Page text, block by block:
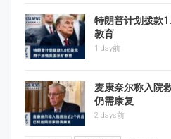
特朗普计划拨款
教育
1 day前
麦康奈尔称入院
仍需康复
2 days前